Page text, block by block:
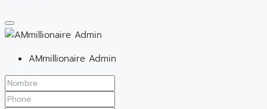
AMmillionaire Admin